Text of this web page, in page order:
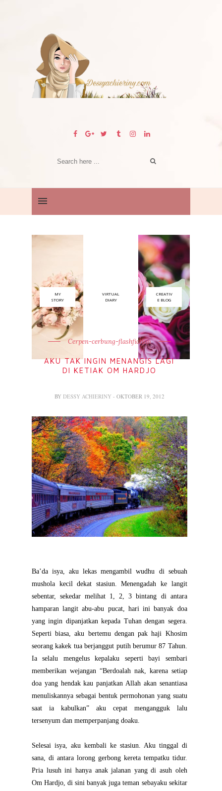
MY
STORY
VIRTUAL
DIARY
CREATIV
E BLOG
Cerpen-cerbung-flashfiction
AKU TAK INGIN MENANGIS LAGI
DI KETIAK OM HARDJO
BY DESSY ACHIERINY - OKTOBER 19, 2012
Ba’da isya, aku lekas mengambil wudhu di sebuah
mushola kecil dekat stasiun. Menengadah ke langit
sebentar, sekedar melihat 1, 2, 3 bintang di antara
hamparan langit abu-abu pucat, hari ini banyak doa
yang ingin dipanjatkan kepada Tuhan dengan segera.
Seperti biasa, aku bertemu dengan pak haji Khosim
seorang kakek tua berjanggut putih berumur 87 Tahun.
Ia selalu mengelus kepalaku seperti bayi sembari
memberikan wejangan “Berdoalah nak, karena setiap
doa yang hendak kau panjatkan Allah akan senantiasa
menuliskannya sebagai bentuk permohonan yang suatu
saat ia kabulkan” aku cepat mengangguk lalu
tersenyum dan memperpanjang doaku.
Selesai isya, aku kembali ke stasiun. Aku tinggal di
sana, di antara lorong gerbong kereta tempatku tidur.
Pria lusuh ini hanya anak jalanan yang di asuh oleh
Om Hardjo, di sini banyak juga teman sebayaku sekitar